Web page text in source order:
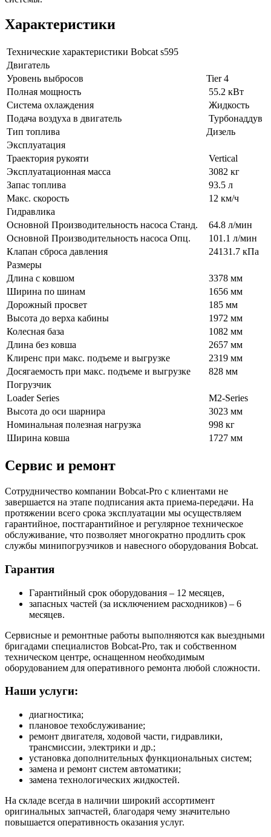
Характеристики
Технические характеристики Bobcat s595
Двигатель
Уровень выбросов
Tier 4
Полная мощность
55.2 кВт
Система охлаждения
Жидкость
Подача воздуха в двигатель
Турбонаддув
Тип топлива
Дизель
Эксплуатация
Траектория рукояти
Vertical
Эксплуатационная масса
3082 кг
Запас топлива
93.5 л
Макс. скорость
12 км/ч
Гидравлика
Основной Производительность насоса Станд.
64.8 л/мин
Основной Производительность насоса Опц.
101.1 л/мин
Клапан сброса давления
24131.7 кПа
Размеры
Длина c ковшом
3378 мм
Ширина по шинам
1656 мм
Дорожный просвет
185 мм
Высота до верха кабины
1972 мм
Колесная база
1082 мм
Длина без ковша
2657 мм
Клиренс при макс. подъеме и выгрузке
2319 мм
Досягаемость при макс. подъеме и выгрузке
828 мм
Погрузчик
Loader Series
M2-Series
Высота до оси шарнира
3023 мм
Номинальная полезная нагрузка
998 кг
Ширина ковша
1727 мм
Сервис и ремонт
Сотрудничество компании Bobcat-Pro с клиентами не
завершается на этапе подписания акта приема-передачи. На
протяжении всего срока эксплуатации мы осуществляем
гарантийное, постгарантийное и регулярное техническое
обслуживание, что позволяет многократно продлить срок
службы минипогрузчиков и навесного оборудования Bobcat.
Гарантия
Гарантийный срок оборудования – 12 месяцев,
запасных частей (за исключением расходников) – 6
месяцев.
Сервисные и ремонтные работы выполняются как выездными
бригадами специалистов Bobcat-Pro, так и собственном
техническом центре, оснащенном необходимым
оборудованием для оперативного ремонта любой сложности.
Наши услуги:
диагностика;
плановое техобслуживание;
ремонт двигателя, ходовой части, гидравлики,
трансмиссии, электрики и др.;
установка дополнительных функциональных систем;
замена и ремонт систем автоматики;
замена технологических жидкостей.
На складе всегда в наличии широкий ассортимент
оригинальных запчастей, благодаря чему значительно
повышается оперативность оказания услуг.